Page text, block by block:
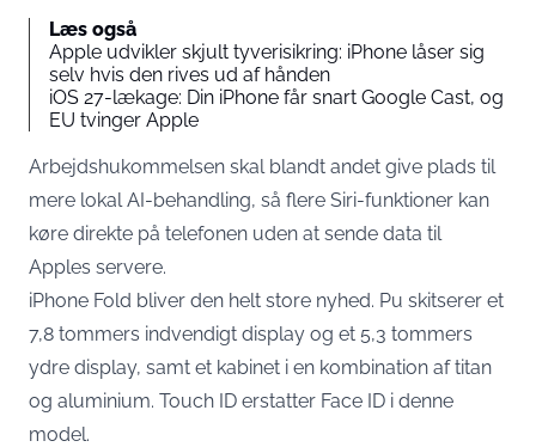
Læs også
Apple udvikler skjult tyverisikring: iPhone låser sig
selv hvis den rives ud af hånden
iOS 27-lækage: Din iPhone får snart Google Cast, og
EU tvinger Apple
Arbejdshukommelsen skal blandt andet give plads til
mere lokal AI-behandling, så flere Siri-funktioner kan
køre direkte på telefonen uden at sende data til
Apples servere.
iPhone Fold bliver den helt store nyhed. Pu skitserer et
7,8 tommers indvendigt display og et 5,3 tommers
ydre display, samt et kabinet i en kombination af titan
og aluminium. Touch ID erstatter Face ID i denne
model.